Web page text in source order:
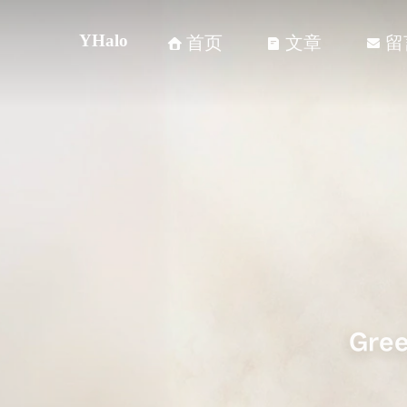
YHalo 首页  文章 